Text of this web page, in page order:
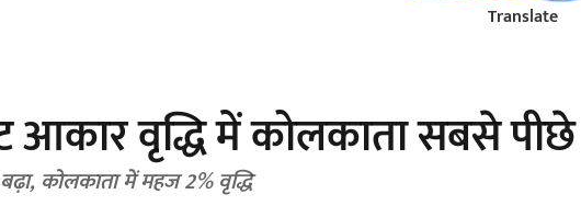
Translate
आकार वृद्धि में कोलकाता सबसे पीछे
बढ़ा, कोलकाता में महज 2% वृद्धि